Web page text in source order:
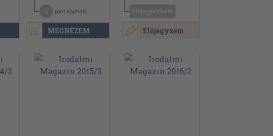
MEGNÉZEM
pont kapható
Előjegyzem